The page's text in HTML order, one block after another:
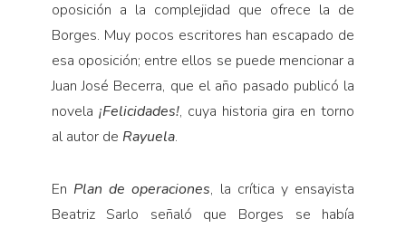
oposición a la complejidad que ofrece la de
Borges. Muy pocos escritores han escapado de
esa oposición; entre ellos se puede mencionar a
Juan José Becerra, que el año pasado publicó la
novela ¡Felicidades!, cuya historia gira en torno
al autor de Rayuela.
En Plan de operaciones, la crítica y ensayista
Beatriz Sarlo señaló que Borges se había